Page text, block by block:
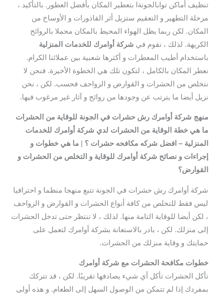
تنظيف أماكن توابالجونةا بتعطير المكان بأفضل العطور. بالتأكيد ،
مرحلة التطهير و التعقيم ستزيل أثر القاذورات و الأوساخ من
المكان. لكن ربما يظل الهواء المحيط بالمكان محملا بالروائح
الكريهة. لذلك ، نقوم في شركة أوامرك للخدمات المنزلية
باستخدام أطيب المعطرات و أكثرها شعبية بين عملائنا الكرام.
نعطر المكان بالكامل ، لتكون تلك هي الخطوة الأخيرة. فنحن لا
نتخلص من الحشرات و القوارض و الزواحف فحسب. لكن ، نحن
نزيل أيضا ما يترتب عن وجودها من روائح و آثار غير مرغوب فيها.
منهج شركة أوامرك رش حشرات في الجونة للوقاية من الحشرات
ما هي خطة الوقاية من الحشرات لدي شركة أوامرك للخدمات
المنزلية – افضل شركه مكافحه حشرات ؟
ما هي خطوات و
إجراءات و نصائح شركة أوامرك للوقاية و التخلص من الحشرات و
القوارض؟
شركة أوامرك رش حشرات في الجونة تتبع منهجا منظما و احترافيا
ليس فقط للتخلص من كافة أنواع الحشرات و القوارض و الزواحف
، لكن أيضا للوقاية التامة منها. لذلك ، لا تنتظر حتى تدخل الحشرات
إلى منزلك. لكن ، بادر بالاستعانة بشركة أوامرك لتعمل على
حمايتك و وقاية منزلك من الحشرات.
خطوات مكافحة الحشرات مع شركة أوامرك
تأكل الحشرات تأكل أي شيء يصادفها تقريبًا. لكن ، قد تتركك
بمفردك إذا لم تتمكن من الوصول السهل إلى الطعام. و هذه أولى